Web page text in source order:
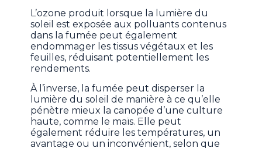
L’ozone produit lorsque la lumière du
soleil est exposée aux polluants contenus
dans la fumée peut également
endommager les tissus végétaux et les
feuilles, réduisant potentiellement les
rendements.
À l’inverse, la fumée peut disperser la
lumière du soleil de manière à ce qu’elle
pénètre mieux la canopée d’une culture
haute, comme le maïs. Elle peut
également réduire les températures, un
avantage ou un inconvénient, selon que